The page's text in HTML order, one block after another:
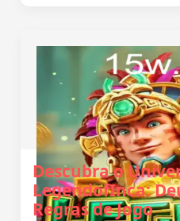
Descubra o
LegendofInca:
Regras de Jogo